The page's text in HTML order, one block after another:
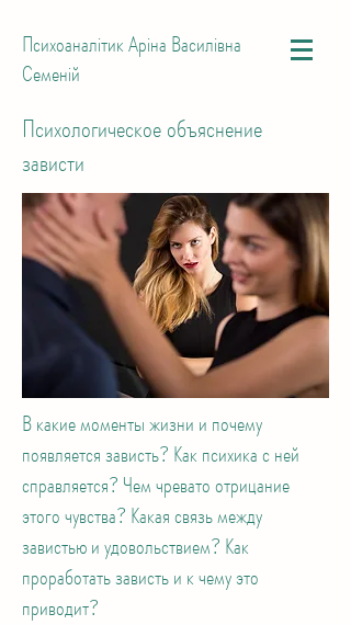
Психоаналітик Аріна Василівна
Семеній
Психологическое объяснение
зависти
В какие моменты жизни и почему
появляется зависть? Как психика с ней
справляется? Чем чревато отрицание
этого чувства? Какая связь между
завистью и удовольствием? Как
проработать зависть и к чему это
приводит?